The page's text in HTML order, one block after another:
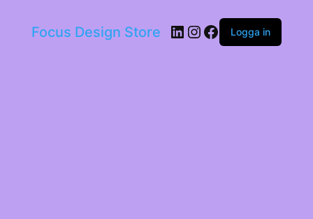
Focus Design Store LinkedIn
Instagram
Facebook
Logga in